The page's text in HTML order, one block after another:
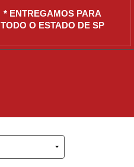
* ENTREGAMOS PARA
TODO O ESTADO DE SP